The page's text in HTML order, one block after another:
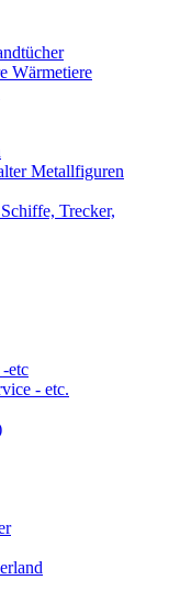
Wärmetiere
Metallfiguren
Trecker,
etc
- etc.